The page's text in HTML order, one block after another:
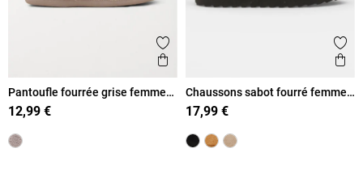
Ajouter aux favoris
Aperçu rapide
Pantoufle fourrée grise femme
(36-41)
12,99 €
Chaussons sabot fourré femme
(36-41)
17,99 €